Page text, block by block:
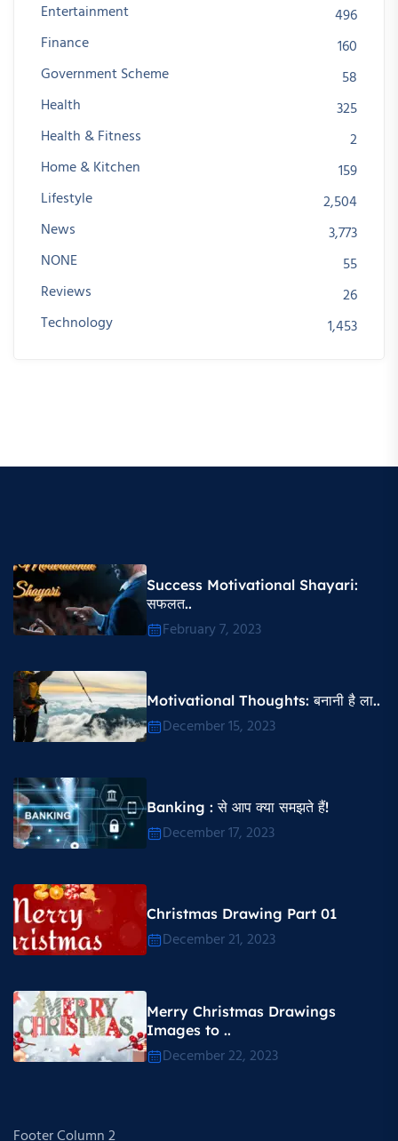
Entertainment
496
Finance
160
Government Scheme
58
Health
325
Health & Fitness
2
Home & Kitchen
159
Lifestyle
2,504
News
3,773
NONE
55
Reviews
26
Technology
1,453
Success Motivational Shayari​:
सफलत..
February 7, 2023
Motivational Thoughts​: बनानी है ला..
December 15, 2023
Banking : से आप क्या समझते हैं!
December 17, 2023
Christmas Drawing Part 01
December 21, 2023
Merry Christmas Drawings
Images to ..
December 22, 2023